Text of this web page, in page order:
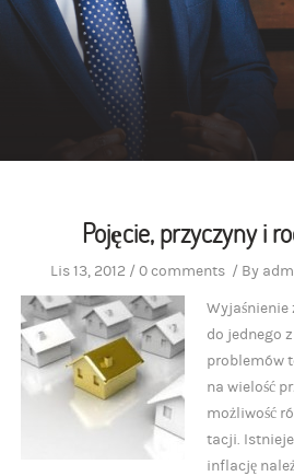
Pojęcie, przyczyny i
Lis 13, 2012 /0 comments/ By
do jednego
problemów
na wielość
możliwość
tacji.
inflację